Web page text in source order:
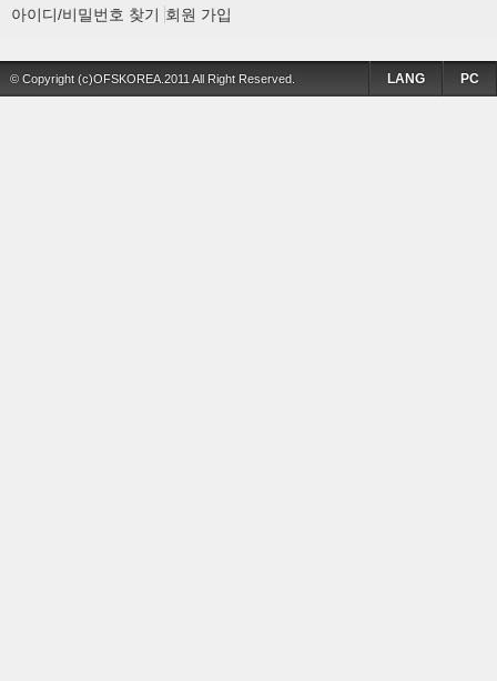
아이디/비밀번호 찾기 회원 가입
© Copyright (c)OFSKOREA.2011 All Right Reserved. PC
LANG